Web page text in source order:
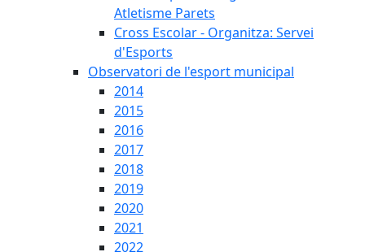
Atletisme Parets
Cross Escolar - Organitza: Servei
d'Esports
Observatori de l'esport municipal
2014
2015
2016
2017
2018
2019
2020
2021
2022